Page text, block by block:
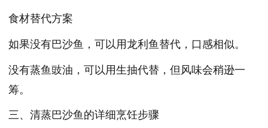
食材替代方案
如果没有巴沙鱼，可以用龙利鱼替代，口感相似。
没有蒸鱼豉油，可以用生抽代替，但风味会稍逊一
筹。
三、清蒸巴沙鱼的详细烹饪步骤